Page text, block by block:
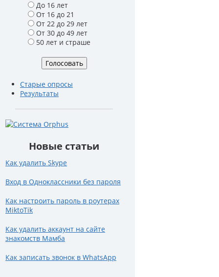
В
а
р
и
а
До 16 лет
От 16 до 21
От 22 до 29 лет
От 30 до 49 лет
50 лет и страше
Старые опросы
Результаты
Новые статьи
Как удалить Skype
Вход в Одноклассники без пароля
Как настроить пароль в роутерах
MiktoTik
Как удалить аккаунт на сайте
знакомств Мамба
Как записать звонок в WhatsApp